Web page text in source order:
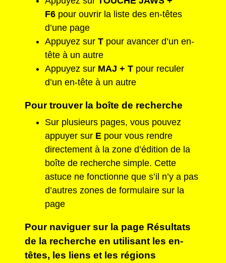
F6 pour ouvrir la liste des en-têtes
d’une page
Appuyez sur Tpour avancer d’un en-
tête à un autre
Appuyez sur MAJ + Tpour reculer
d’un en-tête à un autre
Pour trouver la boîte de recherche
Sur plusieurs pages, vous pouvez
appuyer sur Epour vous rendre
directement à la zone d’édition de la
boîte de recherche simple. Cette
astuce ne fonctionne que s’il n’y a pas
d’autres zones de formulaire sur la
page
Pour naviguer sur la page Résultats
de la recherche en utilisant les en-
têtes, les liens et les régions